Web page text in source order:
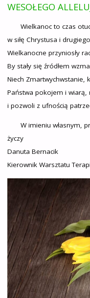
WESOŁEGO
Wielkanoc to czas
w siłę Chrystusa i
Wielkanocne przyniosły
By stały się źródłem
Niech Zmartwychwstanie,
Państwa pokojem i wiarą,
i pozwoli z ufnością
W imieniu własnym,
życzy
Danuta Bernacik
Kierownik Warsztatu